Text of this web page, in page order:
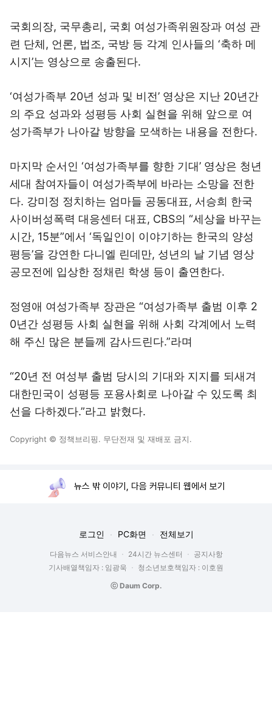
국회의장, 국무총리, 국회 여성가족위원장과 여성 관
련 단체, 언론, 법조, 국방 등 각계 인사들의 ‘축하 메
시지’는 영상으로 송출된다.
‘여성가족부 20년 성과 및 비전’ 영상은 지난 20년간
의 주요 성과와 성평등 사회 실현을 위해 앞으로 여
성가족부가 나아갈 방향을 모색하는 내용을 전한다.
마지막 순서인 ‘여성가족부를 향한 기대’ 영상은 청년
세대 참여자들이 여성가족부에 바라는 소망을 전한
다. 강미정 정치하는 엄마들 공동대표, 서승희 한국
사이버성폭력 대응센터 대표, CBS의 “세상을 바꾸는
시간, 15분”에서 ‘독일인이 이야기하는 한국의 양성
평등’을 강연한 다니엘 린데만, 성년의 날 기념 영상
공모전에 입상한 정채린 학생 등이 출연한다.
정영애 여성가족부 장관은 “여성가족부 출범 이후 2
0년간 성평등 사회 실현을 위해 사회 각계에서 노력
해 주신 많은 분들께 감사드린다.”라며
“20년 전 여성부 출범 당시의 기대와 지지를 되새겨
대한민국이 성평등 포용사회로 나아갈 수 있도록 최
선을 다하겠다.”라고 밝혔다.
Copyright © 정책브리핑. 무단전재 및 재배포 금지.
뉴스 밖 이야기, 다음 커뮤니티 웹에서 보기
로그인 PC화면 전체보기
다음뉴스 서비스안내 24시간 뉴스센터
공지사항
기사배열책임자 : 임광욱
청소년보호책임자 : 이호원
ⓒ Daum Corp.